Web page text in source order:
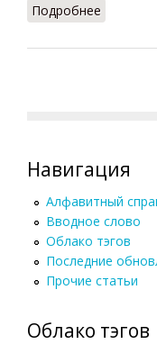
Подробнее
Навигация
Алфавитный
Вводное слово
Облако тэгов
Последние
Прочие статьи
Облако тэгов